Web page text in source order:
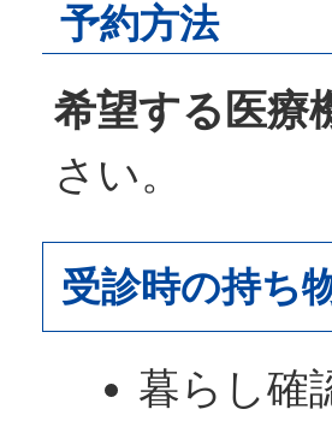
予約方法
希望する医療
さい。
受診時の持ち
暮らし確